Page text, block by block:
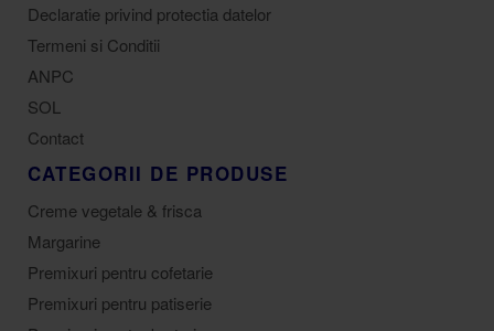
Declaratie privind protectia datelor
Termeni si Conditii
ANPC
SOL
Contact
CATEGORII DE PRODUSE
Creme vegetale & frisca
Margarine
Premixuri pentru cofetarie
Premixuri pentru patiserie